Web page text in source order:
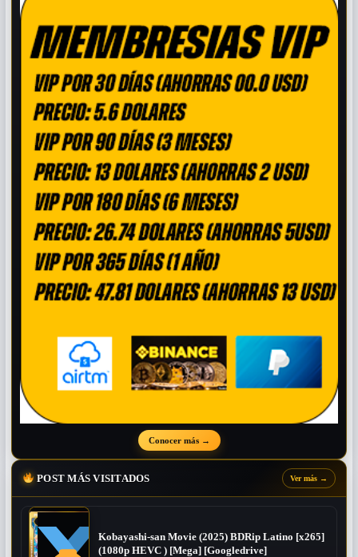
Conocer más →
POST MÁS VISITADOS Ver más →
Kobayashi-san Movie (2025) BDRip Latino [x265]
(1080p HEVC ) [Mega] [Googledrive]